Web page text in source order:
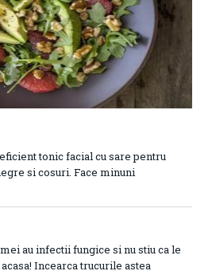
tonic facial cu sare pentru
si cosuri. Face minuni
au infectii fungice si nu stiu ca le
Incearca trucurile astea